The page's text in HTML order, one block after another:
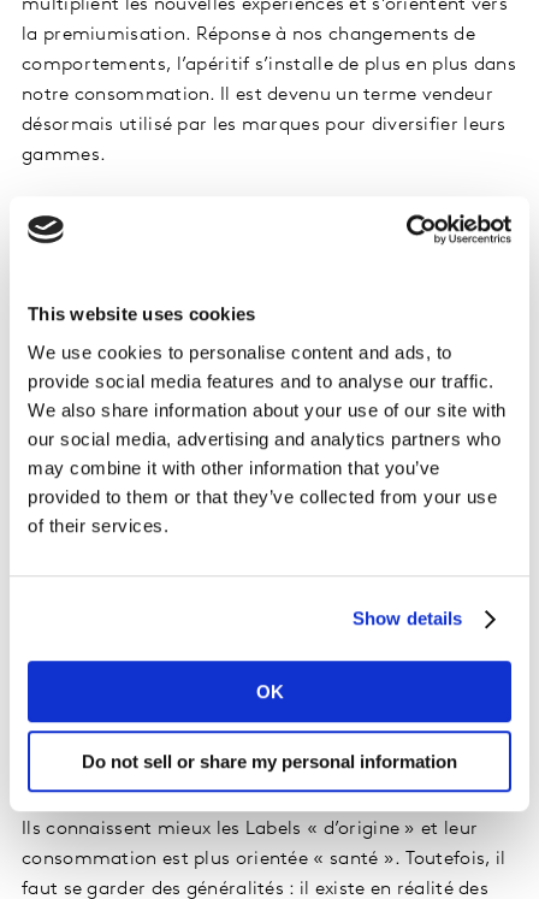
This website uses cookies
We use cookies to personalise content and ads, to
provide social media features and to analyse our traffic.
We also share information about your use of our site with
our social media, advertising and analytics partners who
may combine it with other information that you’ve
provided to them or that they’ve collected from your use
of their services.
Show details
OK
Do not sell or share my personal information
multiplient les nouvelles expériences et s’orientent vers
la premiumisation. Réponse à nos changements de
comportements, l’apéritif s’installe de plus en plus dans
notre consommation. Il est devenu un terme vendeur
désormais utilisé par les marques pour diversifier leurs
gammes.
Viser de nouvelles cibles
Si marques et distributeurs mettent l’emphase sur les
Millennials, les Seniors sont bel et bien une cible clé
pour l’avenir de la Grande consommation : aujourd’hui
31% d’individus ont 55 ans ou plus ; ils seront 39% en
2070 ! Dépensiers et de plus en plus nombreux, les
Seniors constituent un véritable relais de croissance
pour la GMS comme pour les circuits hors GMS sur
lesquels ils sont déjà très présents. La croissance des
l’Habillement Femme ne croît cette année que grâce
la qualité des produits et les courses près de chez eux,
les plus de 55 ans sont également des consommateurs
plus sensibles que la moyenne au local et à l’équitable.
Ils connaissent mieux les Labels « d’origine » et leur
consommation est plus orientée « santé ». Toutefois, il
faut se garder des généralités : il existe en réalité des